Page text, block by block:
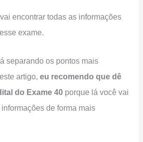
encontrar todas as informações
exame.
separando os pontos mais
artigo,eu recomendo que dê
do Exame 40 porque lá você vai
de forma mais